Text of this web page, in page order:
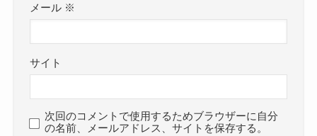
メール ※
サイト
次回のコメントで使用するためブラウザーに自分
の名前、メールアドレス、サイトを保存する。